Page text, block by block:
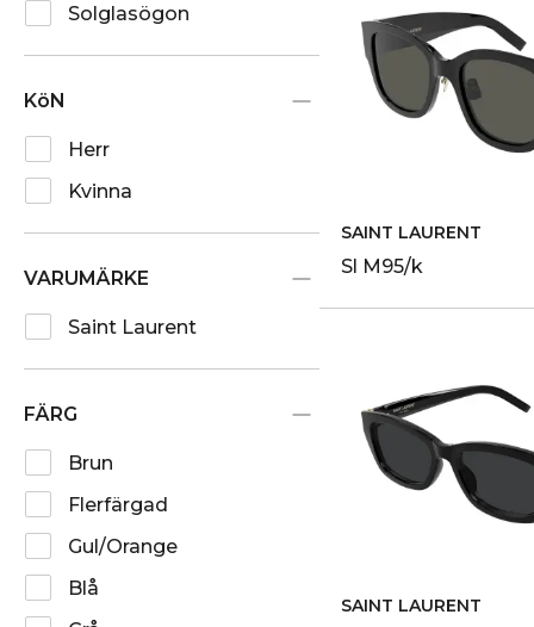
Solglasögon
KöN
Herr
Kvinna
VARUMÄRKE
Saint Laurent
FÄRG
Brun
Flerfärgad
Gul/Orange
Blå
SAINT LAURENT
Sl M95/k
SAINT LAURENT